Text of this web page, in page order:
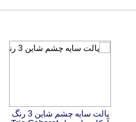
پالت سایه چشم شاین 3 رنگ
آرکانسیل مدل Trio Cabaret